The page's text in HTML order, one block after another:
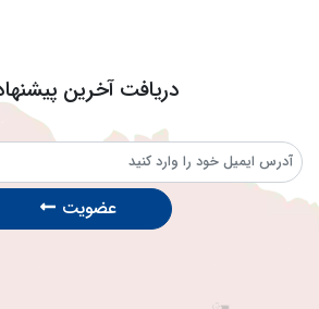
دریافت آخرین
عضویت